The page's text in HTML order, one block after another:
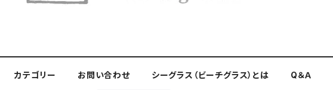
カテゴリー お問い合わせ シーグラス（ビーチグラス）とは Q＆Ａ